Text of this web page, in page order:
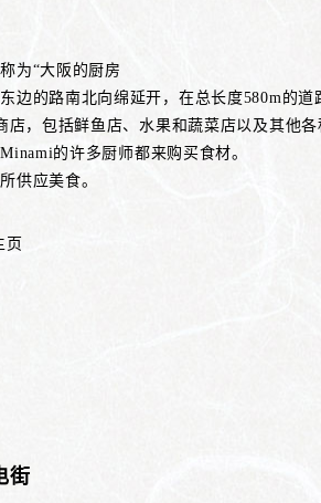
为“大阪的厨房
边的路南北向绵延开，在总长度580m的道
店，包括鲜鱼店、水果和蔬菜店以及其他各
的许多厨师都来购买食材。
供应美食。
页
街